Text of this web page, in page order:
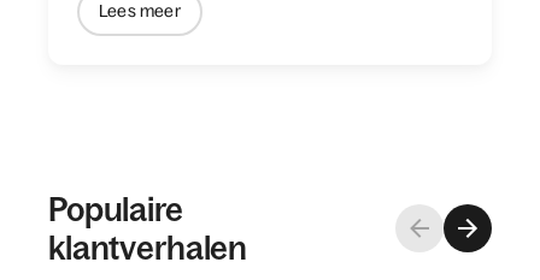
Lees meer
Populaire
klantverhalen